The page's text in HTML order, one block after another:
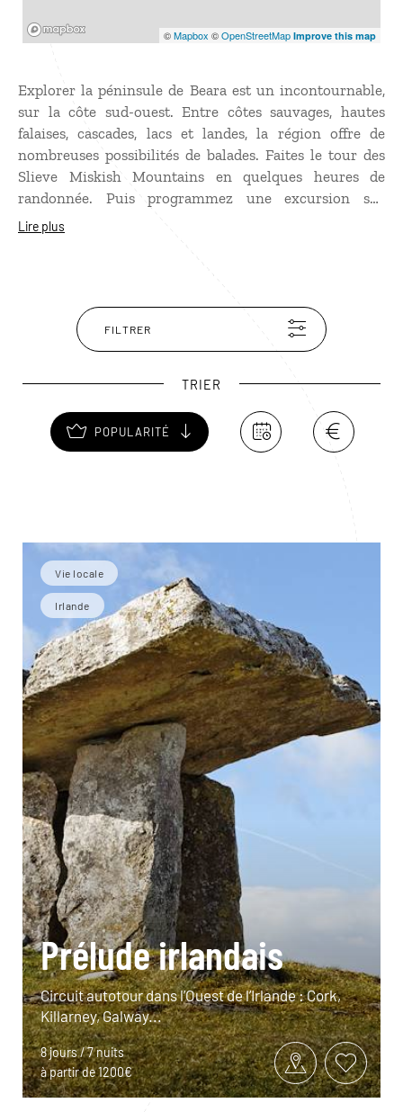
©Mapbox ©OpenStreetMap Improve this map
Explorer la péninsule de Beara est un incontournable,
sur la côte sud-ouest. Entre côtes sauvages, hautes
falaises, cascades, lacs et landes, la région offre de
nombreuses possibilités de balades. Faites le tour des
Slieve Miskish Mountains en quelques heures de
randonnée. Puis programmez une excursion sur
Garinish Island pour admirer ses jardins féeriques.
Lire plus
FILTRER
TRIER
POPULARITÉ
Vie locale
Irlande
Prélude irlandais
Circuit autotour dans l’Ouest de l’Irlande : Cork,
Killarney, Galway...
8 jours / 7 nuits
à partir de 1200€